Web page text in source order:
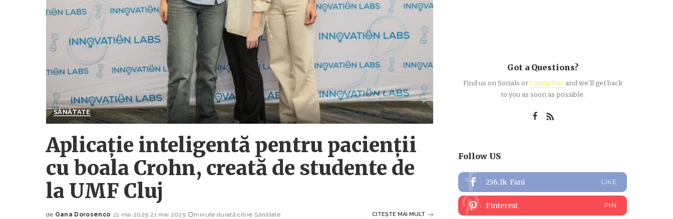
SĂNĂTATE
Aplicație inteligentă pentru pacienții
cu boala Crohn, creată de studente de
la UMF Cluj
de Oana Dorosenco 21 mai 2025 21 mai 2025 minute durată citire Sănătate CITEȘTE MAI MULT
Got a Questions?
Find us on Socials orContact us and we’ll get back
to you as soon as possible.
Follow US
236.1k Fani LIKE
Pinterest PIN